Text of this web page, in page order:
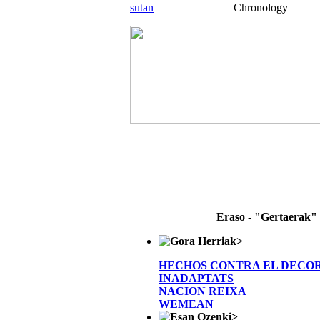
sutan
Chronology
Eraso - "Gertaerak"
>
HECHOS CONTRA EL
INADAPTATS
NACION REIXA
WEMEAN
>